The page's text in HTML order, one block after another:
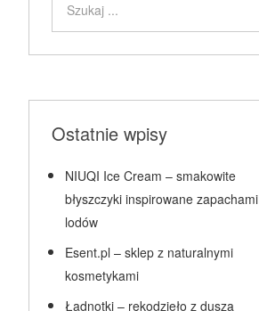
Ostatnie wpisy
NIUQI Ice Cream – smakowite
błyszczyki inspirowane zapachami
lodów
Esent.pl – sklep z naturalnymi
kosmetykami
Ładnotki – rękodzieło z duszą